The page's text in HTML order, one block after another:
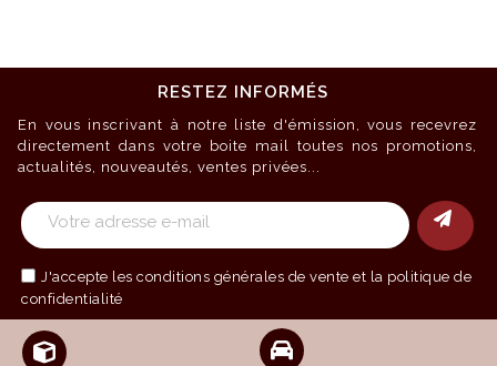
RESTEZ INFORMÉS
En vous inscrivant à notre liste d'émission, vous recevrez
directement dans votre boite mail toutes nos promotions,
actualités, nouveautés, ventes privées...
J'accepte les conditions générales de vente et la politique de
confidentialité